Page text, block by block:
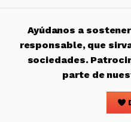
Ayúdanos a
responsable, que
sociedades.
parte de